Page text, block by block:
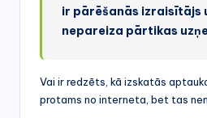
ir pārēšanās izraisītājs
nepareiza pārtikas
Vai ir redzēts, kā izskatās
protams no interneta, bet tas